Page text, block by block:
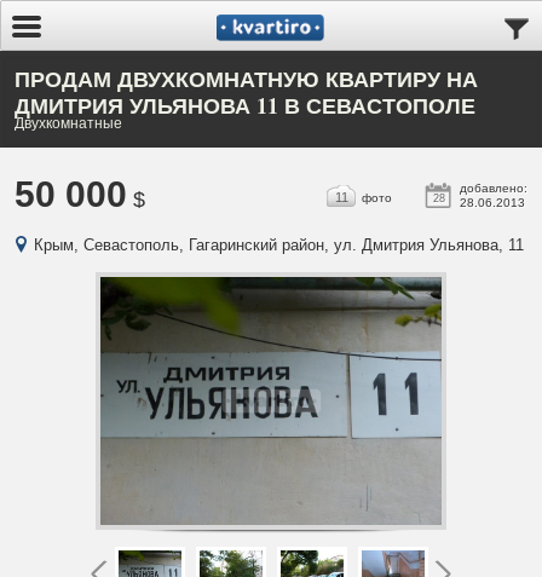
ПРОДАМ ДВУХКОМНАТНУЮ КВАРТИРУ НА
ДМИТРИЯ УЛЬЯНОВА 11 В СЕВАСТОПОЛЕ
Двухкомнатные
50 000 $ 28
добавлено:
28.06.2013
11 фото
Крым, Севастополь, Гагаринский район, ул. Дмитрия Ульянова, 11